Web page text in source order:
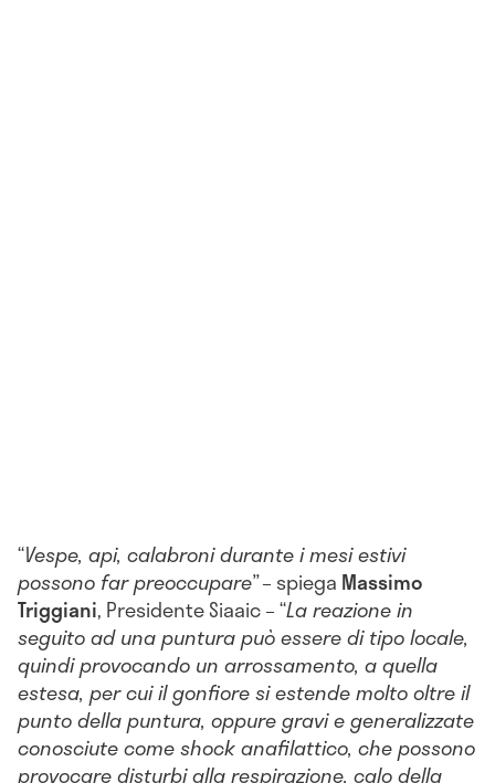
“Vespe, api, calabroni durante i mesi estivi
possono far preoccupare”– spiega Massimo
Triggiani, Presidente Siaaic – “La reazione in
seguito ad una puntura può essere di tipo locale,
quindi provocando un arrossamento, a quella
estesa, per cui il gonfiore si estende molto oltre il
punto della puntura, oppure gravi e generalizzate
conosciute come shock anafilattico, che possono
provocare disturbi alla respirazione, calo della